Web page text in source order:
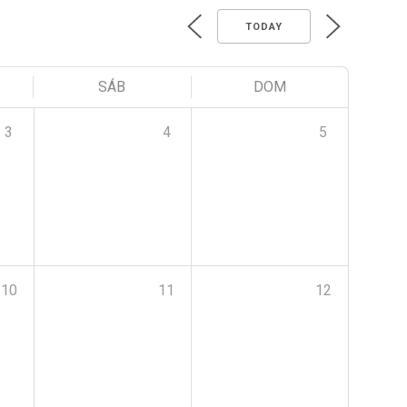
TODAY
SÁB DOM
3 4 5
10 11 12